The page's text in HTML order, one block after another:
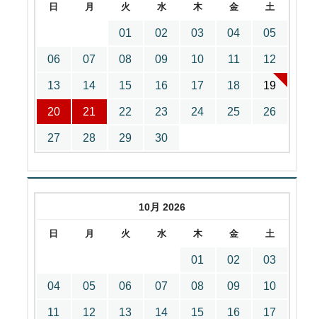
日 月 火 水 木 金 土
01 02 03 04 05
06 07 08 09 10 11 12
13 14 15 16 17 18 19
20 21 22 23 24 25 26
27 28 29 30
10月 2026
日 月 火 水 木 金 土
01 02 03
04 05 06 07 08 09 10
11 12 13 14 15 16 17